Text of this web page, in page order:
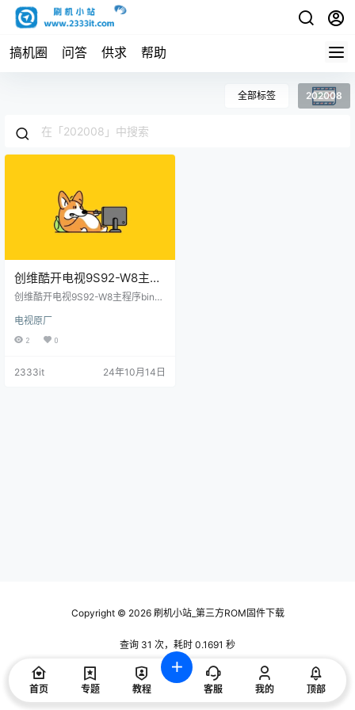
搞机圈 问答 供求 帮助
全部标签 202008
创维酷开电视9S92-W8主程
序bin包-202008原厂程序U
创维酷开电视9S92-W8主程序bin
包
电视原厂
2 0
2333it 24年10月14日
Copyright © 2026刷机小站_第三方ROM固件下载
查询 31 次，耗时 0.1691 秒
首页 专题 教程 客服 我的 顶部